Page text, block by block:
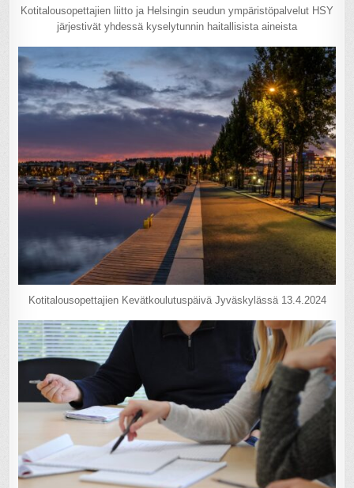
Kotitalousopettajien liitto ja Helsingin seudun ympäristöpalvelut HSY
järjestivät yhdessä kyselytunnin haitallisista aineista
Kotitalousopettajien Kevätkoulutuspäivä Jyväskylässä 13.4.2024